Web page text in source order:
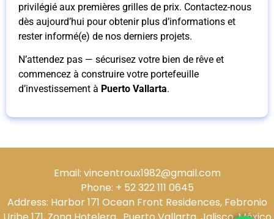
privilégié aux premières grilles de prix. Contactez-nous
dès aujourd’hui pour obtenir plus d’informations et
rester informé(e) de nos derniers projets.
N’attendez pas — sécurisez votre bien de rêve et
commencez à construire votre portefeuille
d’investissement à Puerto Vallarta.
Email: vincentroux1982@gmail.com
Phone: + 52 322 111 0645
Address: Harbor 171 Ocean Front Residences, Febronio